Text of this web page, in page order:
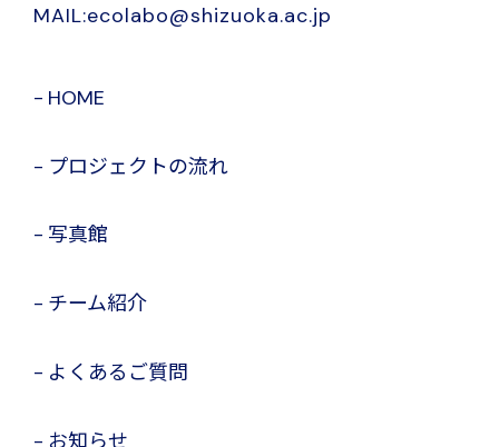
MAIL:ecolabo@shizuoka.ac.jp
HOME
プロジェクトの流れ
写真館
チーム紹介
よくあるご質問
お知らせ